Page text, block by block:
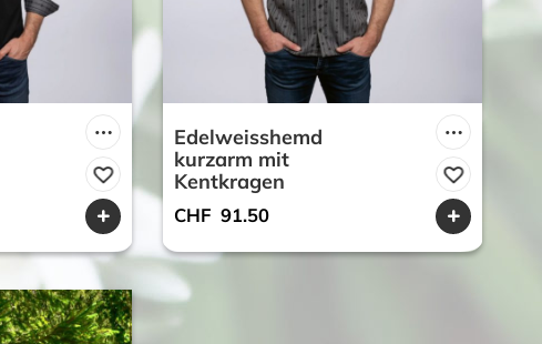
Edelweisshemd
kurzarm mit
Kentkragen
CHF 91.50